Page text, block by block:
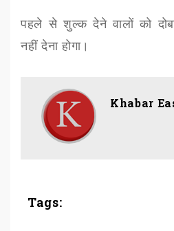
पहले से शुल्क देने वालों को
नहीं देना होगा।
Khabar
Tags: